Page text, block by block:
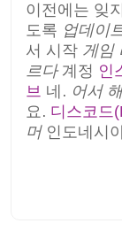
이전에는 잊
도록 업데이
서 시작 게임
르다계정 인
브 네. 어서
요. 디스코드
머인도네시